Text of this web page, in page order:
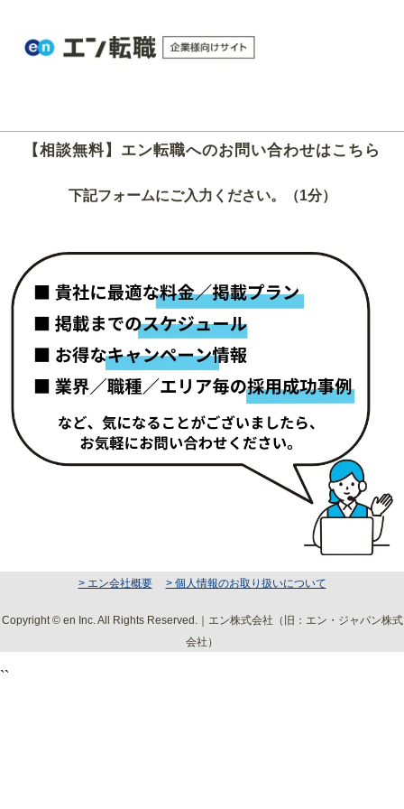
【相談無料】エン転職へのお問い合わせはこちら
下記フォームにご入力ください。（1分）
> エン会社概要 > 個人情報のお取り扱いについて
Copyright © en Inc. All Rights Reserved.｜エン株式会社（旧：エン・ジャパン株式
会社）
``